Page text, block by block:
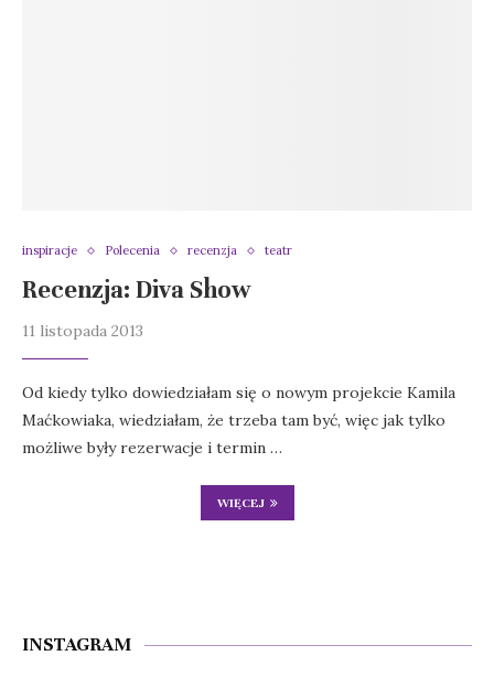
inspiracje Polecenia recenzja teatr
Recenzja: Diva Show
11 listopada 2013
Od kiedy tylko dowiedziałam się o nowym projekcie Kamila
Maćkowiaka, wiedziałam, że trzeba tam być, więc jak tylko
możliwe były rezerwacje i termin …
WIĘCEJ
INSTAGRAM